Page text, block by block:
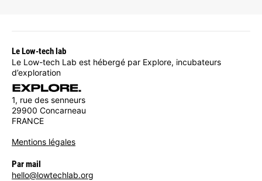
Le Low-tech lab
Le Low-tech Lab est hébergé par Explore, incubateurs
d’exploration
1, rue des senneurs
29900 Concarneau
FRANCE
Mentions légales
Par mail
hello@lowtechlab.org